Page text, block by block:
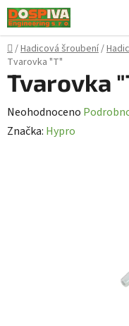
Přejít
na
obsah
Domů
/Hadicová šroubení/
Tvarovka "T"
Tvarovka
Průměrné
hodnocení
Neohodnoceno
Značka: Hypro